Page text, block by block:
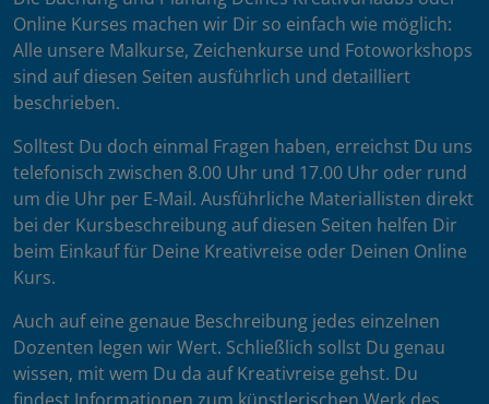
Online Kurses machen wir Dir so einfach wie möglich:
Alle unsere Malkurse, Zeichenkurse und Fotoworkshops
sind auf diesen Seiten ausführlich und detailliert
beschrieben.
Solltest Du doch einmal Fragen haben, erreichst Du uns
telefonisch zwischen 8.00 Uhr und 17.00 Uhr oder rund
um die Uhr per E-Mail. Ausführliche Materiallisten direkt
bei der Kursbeschreibung auf diesen Seiten helfen Dir
beim Einkauf für Deine Kreativreise oder Deinen Online
Kurs.
Auch auf eine genaue Beschreibung jedes einzelnen
Dozenten legen wir Wert. Schließlich sollst Du genau
wissen, mit wem Du da auf Kreativreise gehst. Du